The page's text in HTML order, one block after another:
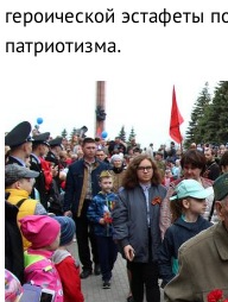
героической эстафеты
патриотизма.